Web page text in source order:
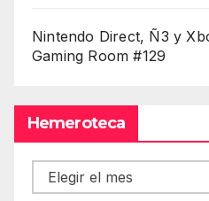
Nintendo Direct, Ñ3 y
Gaming Room #129
Hemeroteca
Hemeroteca